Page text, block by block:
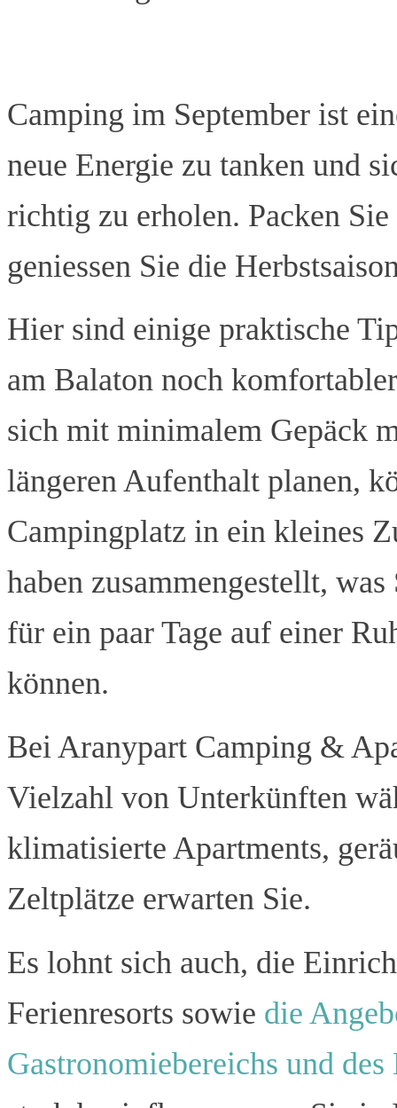
Camping im September ist
neue Energie zu tanken und
richtig zu erholen. Packen
geniessen Sie die
Hier sind einige praktische
am Balaton noch
sich mit minimalem Gepäck
längeren Aufenthalt planen,
Campingplatz in ein kleines
haben zusammengestellt,
für ein paar Tage auf einer
können.
Bei Aranypart Camping &
Vielzahl von Unterkünften
klimatisierte Apartments,
Zeltplätze erwarten Sie.
Es lohnt sich auch, die
Ferienresorts sowie die
Gastronomiebereichs und